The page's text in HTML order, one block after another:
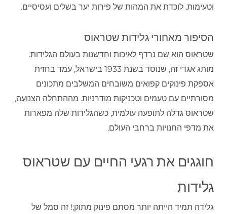
וטעימות. לוכדת את המהות של פירות יער בשלים ועסיסיים.
הסיפור מאחורי גלידות שטראוס
שטראוס הוא שם נרדף לאיכות וחדשנות בעולם הגלידות.
מותג אגדי זה, שנוסד בשנת 1933 בישראל, עמד בחזית
אספקת פינוקים קפואים משובחים המשלבים מתכונים
מסורתיים עם טעמים וטכניקות מודרניות. מההתחלה הצנועה,
שטראוס גדלה לתופעה עולמית, כשהגלידות שלה מפארות
את מדפי החנויות ברחבי העולם.
חוגגים את רגעי החיים עם שטראוס
גלידות
גלידה תמיד הייתה יותר מסתם פינוק מתוק;! זה סמל של